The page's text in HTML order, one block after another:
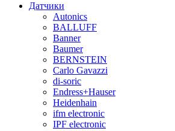
Датчики
Autonics
BALLUFF
Banner
Baumer
BERNSTEIN
Carlo Gavazzi
di-soric
Endress+Hauser
Heidenhain
ifm electronic
IPF electronic